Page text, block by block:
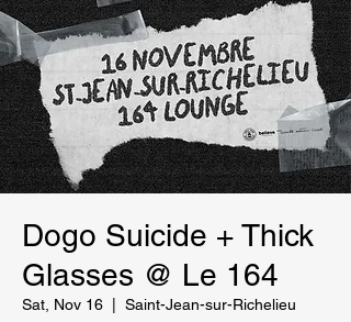
Dogo Suicide + Thick
Glasses @ Le 164
Sat, Nov 16 Saint-Jean-sur-Richelieu